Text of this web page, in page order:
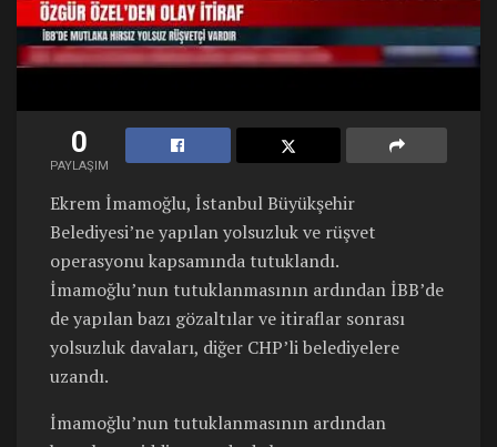
0
PAYLAŞIM
Ekrem İmamoğlu, İstanbul Büyükşehir
Belediyesi’ne yapılan yolsuzluk ve rüşvet
operasyonu kapsamında tutuklandı.
İmamoğlu’nun tutuklanmasının ardından İBB’de
de yapılan bazı gözaltılar ve itiraflar sonrası
yolsuzluk davaları, diğer CHP’li belediyelere
uzandı.
İmamoğlu’nun tutuklanmasının ardından